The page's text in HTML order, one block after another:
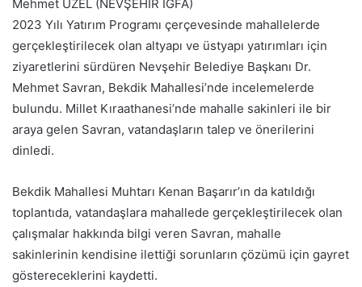
Mehmet UZEL (NEVŞEHİR İGFA)
2023 Yılı Yatırım Programı çerçevesinde mahallelerde
gerçekleştirilecek olan altyapı ve üstyapı yatırımları için
ziyaretlerini sürdüren Nevşehir Belediye Başkanı Dr.
Mehmet Savran, Bekdik Mahallesi’nde incelemelerde
bulundu. Millet Kıraathanesi’nde mahalle sakinleri ile bir
araya gelen Savran, vatandaşların talep ve önerilerini
dinledi.
Bekdik Mahallesi Muhtarı Kenan Başarır’ın da katıldığı
toplantıda, vatandaşlara mahallede gerçekleştirilecek olan
çalışmalar hakkında bilgi veren Savran, mahalle
sakinlerinin kendisine ilettiği sorunların çözümü için gayret
göstereceklerini kaydetti.